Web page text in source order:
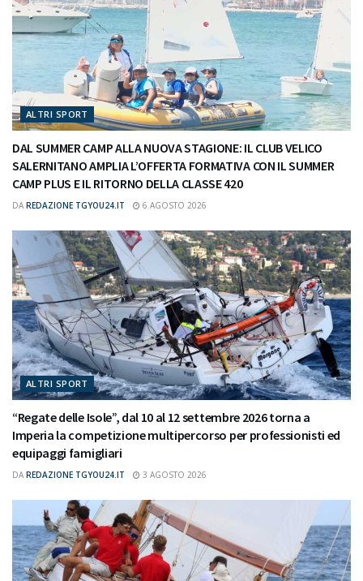
ALTRI SPORT
DAL SUMMER CAMP ALLA NUOVA STAGIONE: IL CLUB VELICO
SALERNITANO AMPLIA L’OFFERTA FORMATIVA CON IL SUMMER
CAMP PLUS E IL RITORNO DELLA CLASSE 420
DA REDAZIONE TGYOU24.IT 6 AGOSTO 2026
ALTRI SPORT
“Regate delle Isole”, dal 10 al 12 settembre 2026 torna a
Imperia la competizione multipercorso per professionisti ed
equipaggi famigliari
DA REDAZIONE TGYOU24.IT 3 AGOSTO 2026